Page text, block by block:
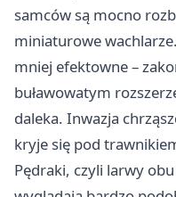
samców są mocno
miniaturowe
mniej efektowne –
buławowatym
daleka. Inwazja
kryje się pod
Pędraki, czyli larwy